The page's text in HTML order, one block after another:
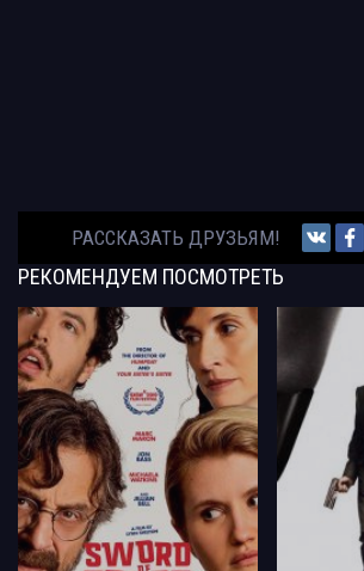
РАССКАЗАТЬ ДРУЗЬЯМ!
РЕКОМЕНДУЕМ ПОСМОТРЕТЬ